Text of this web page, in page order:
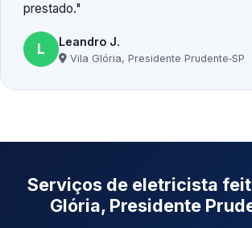
prestado.
L Leandro J.
Vila Glória, Presidente Prudente‑SP
Serviços de eletricista
Glória, Presidente